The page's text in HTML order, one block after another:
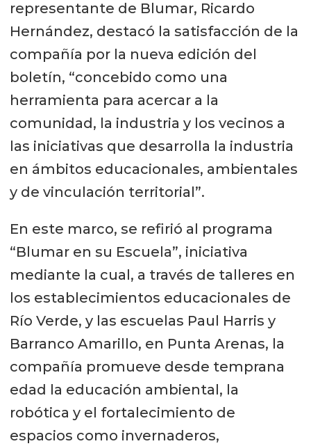
representante de Blumar, Ricardo
Hernández, destacó la satisfacción de la
compañía por la nueva edición del
boletín, “concebido como una
herramienta para acercar a la
comunidad, la industria y los vecinos a
las iniciativas que desarrolla la industria
en ámbitos educacionales, ambientales
y de vinculación territorial”.
En este marco, se refirió al programa
“Blumar en su Escuela”, iniciativa
mediante la cual, a través de talleres en
los establecimientos educacionales de
Río Verde, y las escuelas Paul Harris y
Barranco Amarillo, en Punta Arenas, la
compañía promueve desde temprana
edad la educación ambiental, la
robótica y el fortalecimiento de
espacios como invernaderos,